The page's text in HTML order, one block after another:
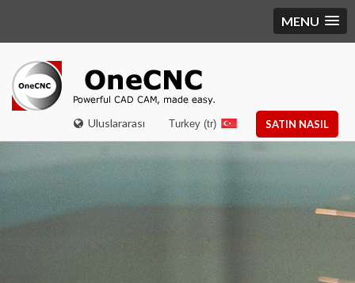
MENU
Uluslararası SATIN NASIL
Turkey (tr)